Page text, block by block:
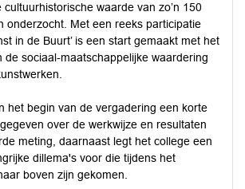
cultuurhistorische waarde van zo’n 150
onderzocht. Met een reeks participatie
in de Buurt’ is een start gemaakt met het
de sociaal-maatschappelijke waardering
het begin van de vergadering een korte
over de werkwijze en resultaten
meting, daarnaast legt het college een
dillema's voor die tijdens het
boven zijn gekomen.